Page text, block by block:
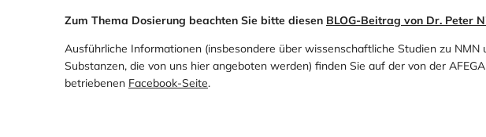
Zum Thema Dosierung beachten Sie bitte diesen BLOG-Beitrag von Dr. Peter
Ausführliche Informationen (insbesondere über wissenschaftliche Studien zu NMN
Substanzen, die von uns hier angeboten werden) finden Sie auf der von der
betriebenen Facebook-Seite.